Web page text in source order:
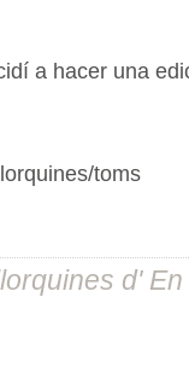
a hacer una
toms
d'